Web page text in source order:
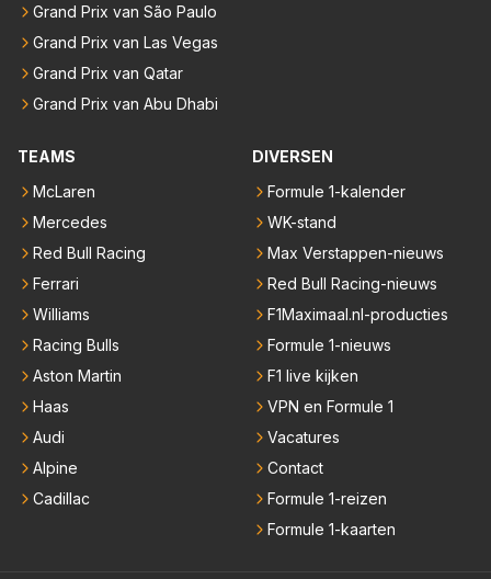
Grand Prix van São Paulo
Grand Prix van Las Vegas
Grand Prix van Qatar
Grand Prix van Abu Dhabi
TEAMS
McLaren
Mercedes
Red Bull Racing
Ferrari
Williams
Racing Bulls
Aston Martin
Haas
Audi
Alpine
Cadillac
DIVERSEN
Formule 1-kalender
WK-stand
Max Verstappen-nieuws
Red Bull Racing-nieuws
F1Maximaal.nl-producties
Formule 1-nieuws
F1 live kijken
VPN en Formule 1
Vacatures
Contact
Formule 1-reizen
Formule 1-kaarten